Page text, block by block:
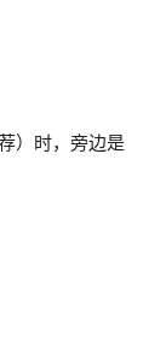
）时，旁边是